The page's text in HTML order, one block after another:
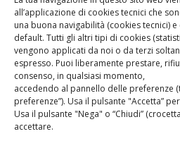
all’applicazione di cookies tecnici che
una buona navigabilità (cookies tecnici)
default. Tutti gli altri tipi di cookies
vengono applicati da noi o da terzi
espresso. Puoi liberamente prestare,
consenso, in qualsiasi momento,
accedendo al pannello delle preferenze
preferenze”). Usa il pulsante "Accetta”
Usa il pulsante "Nega" o “Chiudi”
accettare.
www.odg.toscana.it – testata
Firenze al nr. 5208 dell’ 08.10.2002.
Giampaolo Marchini – C.F.
LINK UTILI
PagoPA
Privacy Policy